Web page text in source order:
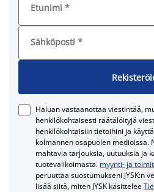
Etunimi *
Sähköposti *
Haluan vastaanottaa viestintää,
henkilökohtaisesti räätälöityjä
henkilökohtaisiin tietoihini ja
kolmannen osapuolen medioissa.
mahtavia tarjouksia, uutuuksia ja
tuotevalikoimasta. myynti- ja
peruuttaa suostumukseni JYSK:n
lisää siitä, miten JYSK käsittelee